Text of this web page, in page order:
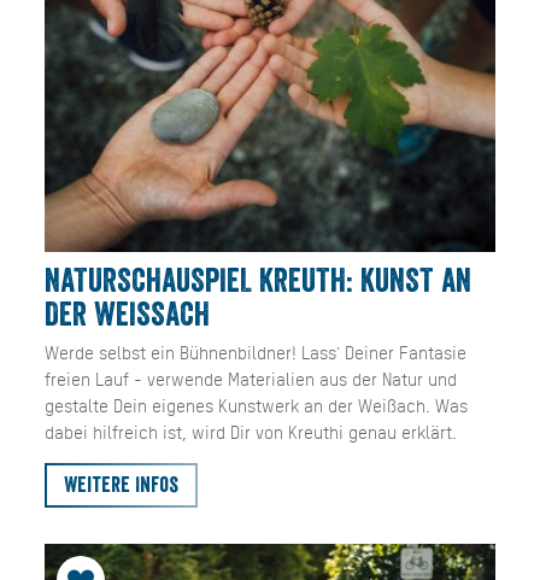
NATURSCHAUSPIEL KREUTH: KUNST AN
DER WEISSACH
Werde selbst ein Bühnenbildner! Lass' Deiner Fantasie
freien Lauf - verwende Materialien aus der Natur und
gestalte Dein eigenes Kunstwerk an der Weißach. Was
dabei hilfreich ist, wird Dir von Kreuthi genau erklärt.
Weitere Infos